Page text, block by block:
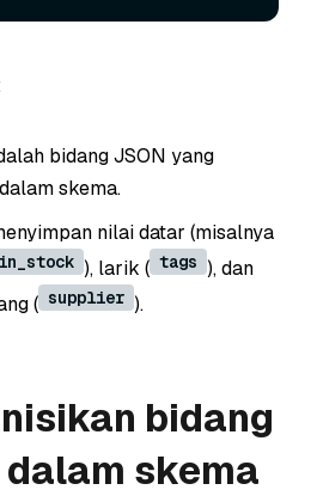
bidang JSON yang
skema.
nilai datar (misalnya
in_stock ), larik ( tags ), dan
( supplier ).
bidang
dalam skema